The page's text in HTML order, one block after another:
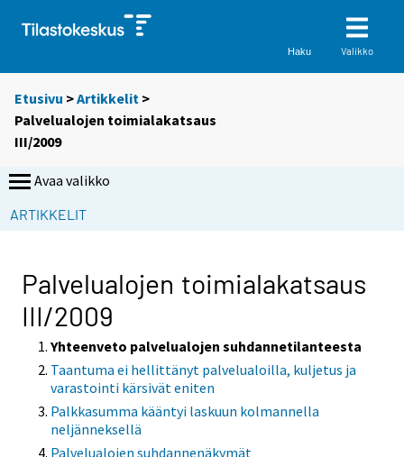
Haku Valikko
Etusivu >Artikkelit >
Palvelualojen toimialakatsaus
III/2009
Avaa valikko
ARTIKKELIT
Palvelualojen toimialakatsaus
III/2009
Yhteenveto palvelualojen suhdannetilanteesta
Taantuma ei hellittänyt palvelualoilla, kuljetus ja
varastointi kärsivät eniten
Palkkasumma kääntyi laskuun kolmannella
neljänneksellä
Palvelualojen suhdannenäkymät